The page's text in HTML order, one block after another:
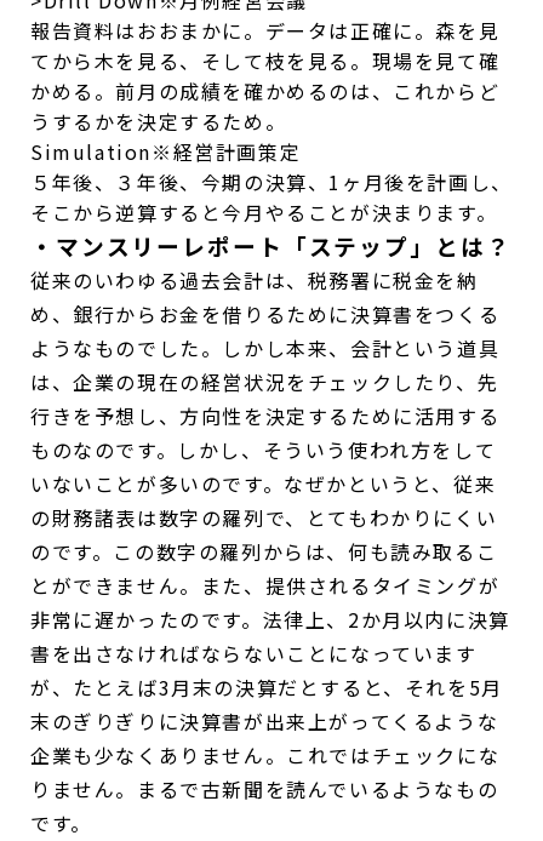
報告資料はおおまかに。データは正確に。森を見
てから木を見る、そして枝を見る。現場を見て確
かめる。前月の成績を確かめるのは、これからど
うするかを決定するため。
Simulation※経営計画策定
５年後、３年後、今期の決算、1ヶ月後を計画し、
そこから逆算すると今月やることが決まります。
・マンスリーレポート「ステップ」とは？
従来のいわゆる過去会計は、税務署に税金を納
め、銀行からお金を借りるために決算書をつくる
ようなものでした。しかし本来、会計という道具
は、企業の現在の経営状況をチェックしたり、先
行きを予想し、方向性を決定するために活用する
ものなのです。しかし、そういう使われ方をして
いないことが多いのです。なぜかというと、従来
の財務諸表は数字の羅列で、とてもわかりにくい
のです。この数字の羅列からは、何も読み取るこ
とができません。また、提供されるタイミングが
非常に遅かったのです。法律上、2か月以内に決算
書を出さなければならないことになっています
が、たとえば3月末の決算だとすると、それを5月
末のぎりぎりに決算書が出来上がってくるような
企業も少なくありません。これではチェックにな
りません。まるで古新聞を読んでいるようなもの
です。